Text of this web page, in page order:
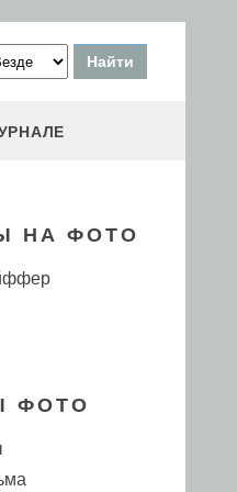
НА ФОТО
ФОТО